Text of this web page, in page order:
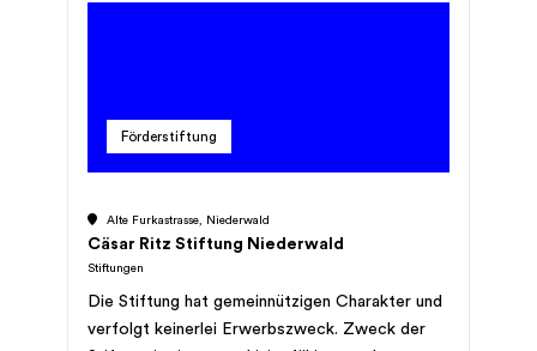
Förderstiftung
Alte Furkastrasse, Niederwald
Cäsar Ritz Stiftung Niederwald
Stiftungen
Die Stiftung hat gemeinnützigen Charakter und
verfolgt keinerlei Erwerbszweck. Zweck der